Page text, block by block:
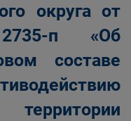
округа от
п «Об
составе